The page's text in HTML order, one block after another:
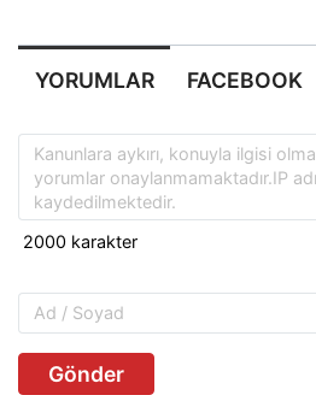
YORUMLAR FACEBOOK
Gönder